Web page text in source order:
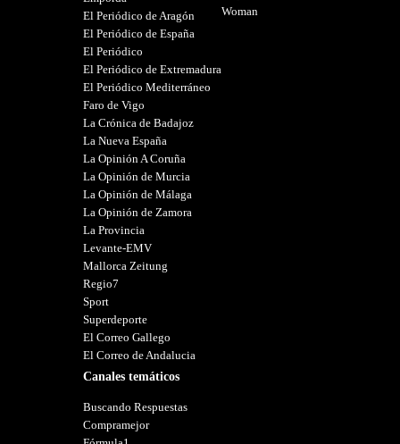
El Periódico de Aragón
El Periódico de España
El Periódico
El Periódico de Extremadura
El Periódico Mediterráneo
Faro de Vigo
La Crónica de Badajoz
La Nueva España
La Opinión A Coruña
La Opinión de Murcia
La Opinión de Málaga
La Opinión de Zamora
La Provincia
Levante-EMV
Mallorca Zeitung
Regio7
Sport
Superdeporte
El Correo Gallego
El Correo de Andalucia
Canales temáticos
Buscando Respuestas
Compramejor
Woman